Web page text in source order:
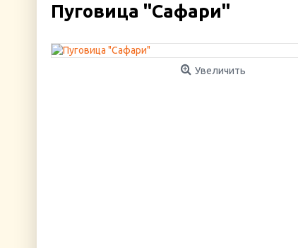
Пуговица "Сафари"
Увеличить